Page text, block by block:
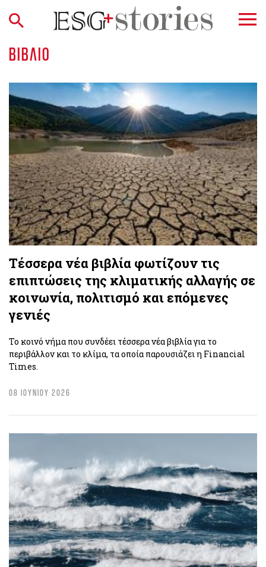
ΒΙΒΛΊΟ
Τέσσερα νέα βιβλία φωτίζουν τις
επιπτώσεις της κλιματικής αλλαγής σε
κοινωνία, πολιτισμό και επόμενες
γενιές
Το κοινό νήμα που συνδέει τέσσερα νέα βιβλία για το
περιβάλλον και το κλίμα, τα οποία παρουσιάζει η Financial
Times.
08 ΙΟΥΝΙΟΥ 2026